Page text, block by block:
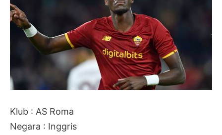
Klub : AS Roma
Negara : Inggris